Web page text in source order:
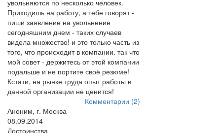
увольняются по несколько человек.
Приходишь на работу, а тебе говорят -
пиши заявление на увольнение
сегодняшним днем - таких случаев
видела множество! и это только часть из
того, что происходит в компании. так что
мой совет - держитесь от этой компании
подальше и не портите своё резюме!
Кстати, на рынке труда опыт работы в
данной организации не ценится!
Комментарии (2)
Аноним, г. Москва
08.09.2014
Достоинства